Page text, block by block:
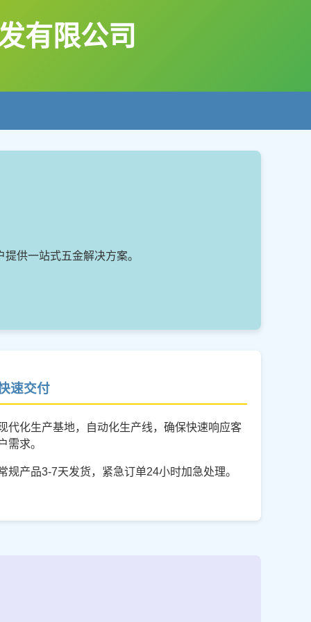
有限公司
供一站式五金解决方案。
速交付
代化生产基地，自动化生产线，确保快速响应客
需求。
规产品3-7天发货，紧急订单24小时加急处理。